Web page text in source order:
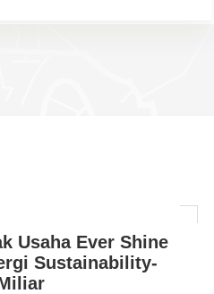
Usaha Ever Shine
Sustainability-